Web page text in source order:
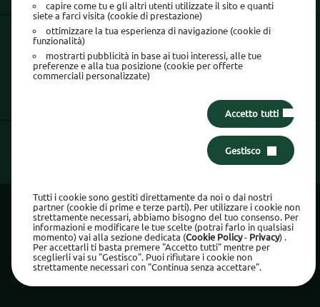
La sicurezza è tutto:
Findomestic Banca Gruppo BNP Paribas S.p.A
P.IVA 03562770481
Dati societari
Preferenze Cookie:
capire come tu e gli altri utenti utilizzate il sito e quanti
siete a farci visita (cookie di prestazione)
ottimizzare la tua esperienza di navigazione (cookie di
funzionalità)
mostrarti pubblicità in base ai tuoi interessi, alle tue
preferenze e alla tua posizione (cookie per offerte
commerciali personalizzate)
Tutti i cookie sono gestiti direttamente da noi o dai nostri
partner (cookie di prime e terze parti). Per utilizzare i cookie non
strettamente necessari, abbiamo bisogno del tuo consenso. Per
informazioni e modificare le tue scelte (potrai farlo in qualsiasi
momento) vai alla sezione dedicata (Cookie Policy- Privacy) .
Per accettarli ti basta premere "Accetto tutti" mentre per
sceglierli vai su "Gestisco". Puoi rifiutare i cookie non
strettamente necessari con "Continua senza accettare".
Gestisco
Accetto tutti